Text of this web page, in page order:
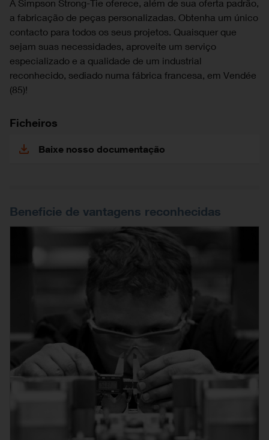
A Simpson Strong-Tie oferece, além de sua oferta padrão,
a fabricação de peças personalizadas. Obtenha um único
contacto para todos os seus projetos. Quaisquer que
sejam suas necessidades, aproveite um serviço
especializado e a qualidade de um industrial
reconhecido, sediado numa fábrica francesa, em Vendée
(85)!
Ficheiros
Baixe nosso documentação
Beneficie de vantagens reconhecidas